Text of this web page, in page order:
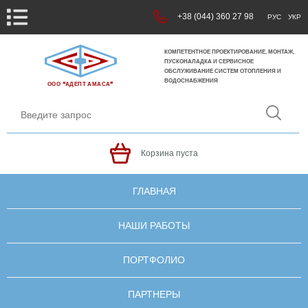
+38 (044) 360 27 98 РУС УКР
ООО ❝АДЕПТ АМАСА❞
КОМПЕТЕНТНОЕ ПРОЕКТИРОВАНИЕ, МОНТАЖ,
ПУСКОНАЛАДКА И СЕРВИСНОЕ
ОБСЛУЖИВАНИЕ СИСТЕМ ОТОПЛЕНИЯ И
ВОДОСНАБЖЕНИЯ
Корзина пуста
ГЛАВНАЯ
НАШИ РАБОТЫ
ПОРТФОЛИО
ПАРТНЕРЫ